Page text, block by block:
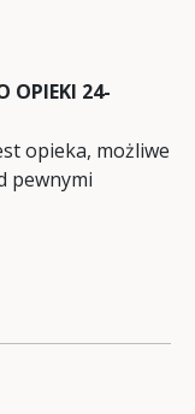
OPIEKI 24-
opieka, możliwe
pewnymi